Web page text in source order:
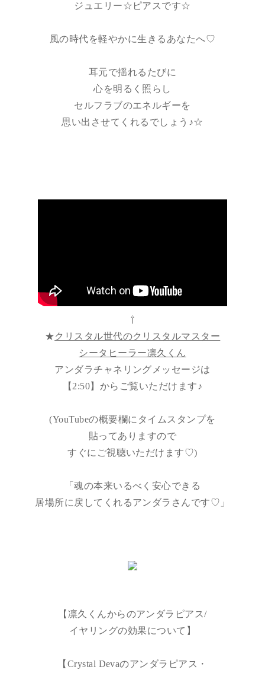
ジュエリー☆ピアスです☆
風の時代を軽やかに生きるあなたへ♡
耳元で揺れるたびに
心を明るく照らし
セルフラブのエネルギーを
思い出させてくれるでしょう♪☆
⇧
★クリスタル世代のクリスタルマスター
シータヒーラー凛久くん
アンダラチャネリングメッセージは
【2:50】からご覧いただけます♪
(YouTubeの概要欄にタイムスタンプを
貼ってありますので
すぐにご視聴いただけます♡)
「魂の本来いるべく安心できる
居場所に戻してくれるアンダラさんです♡」
【凛久くんからのアンダラピアス/
イヤリングの効果について】
【Crystal Devaのアンダラピアス・